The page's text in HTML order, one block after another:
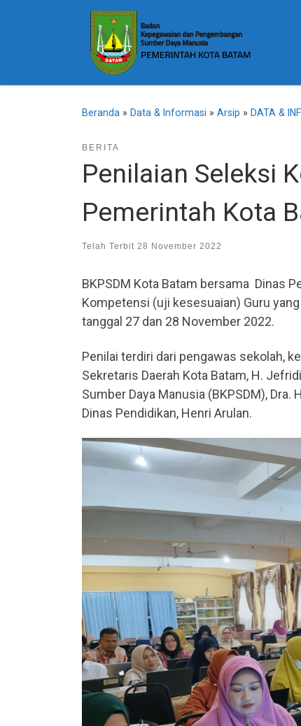
Beranda » Data & Informasi » Arsip » DATA &
BERITA
Penilaian Seleksi
Pemerintah Kota
Telah Terbit 28 November 2022
BKPSDM Kota Batam bersama Dinas
Kompetensi (uji kesesuaian) Guru
tanggal 27 dan 28 November 2022.
Penilai terdiri dari pengawas sekolah,
Sekretaris Daerah Kota Batam, H.
Sumber Daya Manusia (BKPSDM),
Dinas Pendidikan, Henri Arulan.